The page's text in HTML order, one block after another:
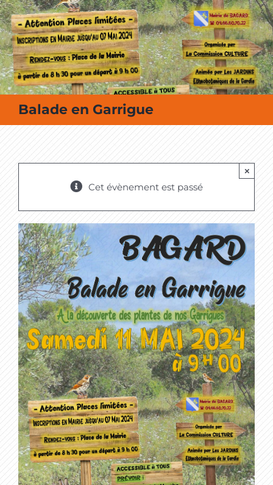
MES SORTIES / MES LOISIRS
Balade en Garrigue
Cet évènement est passé
×